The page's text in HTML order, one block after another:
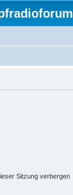
Sitzung verbergen